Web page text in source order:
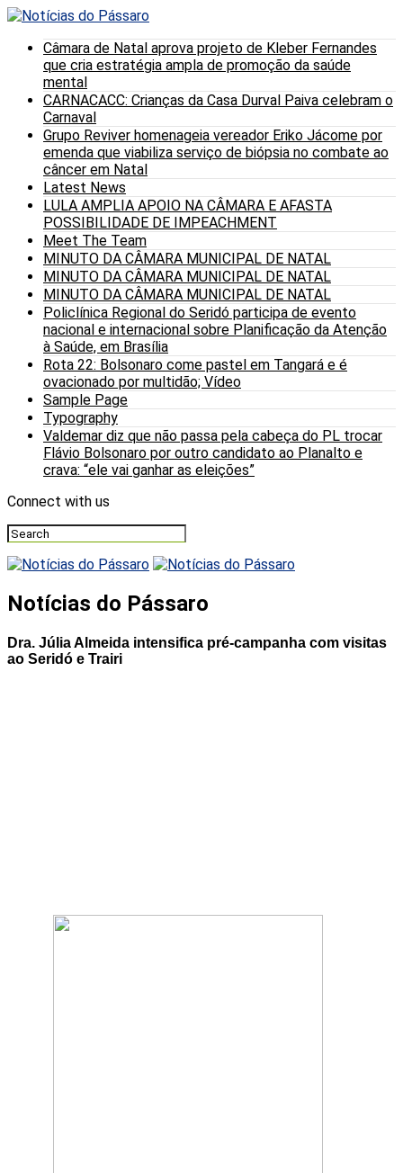
Câmara de Natal aprova projeto de Kleber Fernandes
que cria estratégia ampla de promoção da saúde
mental
CARNACACC: Crianças da Casa Durval Paiva celebram o
Carnaval
Grupo Reviver homenageia vereador Eriko Jácome por
emenda que viabiliza serviço de biópsia no combate ao
câncer em Natal
Latest News
LULA AMPLIA APOIO NA CÂMARA E AFASTA
POSSIBILIDADE DE IMPEACHMENT
Meet The Team
MINUTO DA CÂMARA MUNICIPAL DE NATAL
MINUTO DA CÂMARA MUNICIPAL DE NATAL
MINUTO DA CÂMARA MUNICIPAL DE NATAL
Policlínica Regional do Seridó participa de evento
nacional e internacional sobre Planificação da Atenção
à Saúde, em Brasília
Rota 22: Bolsonaro come pastel em Tangará e é
ovacionado por multidão; Vídeo
Sample Page
Typography
Valdemar diz que não passa pela cabeça do PL trocar
Flávio Bolsonaro por outro candidato ao Planalto e
crava: “ele vai ganhar as eleições”
Connect with us
Notícias do Pássaro
Dra. Júlia Almeida intensifica pré-campanha com visitas
ao Seridó e Trairi